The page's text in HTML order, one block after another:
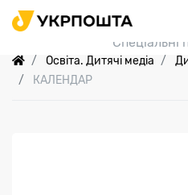
Пошук
Спеціальні
Освіта. Дитячі медіа
КАЛЕНДАР